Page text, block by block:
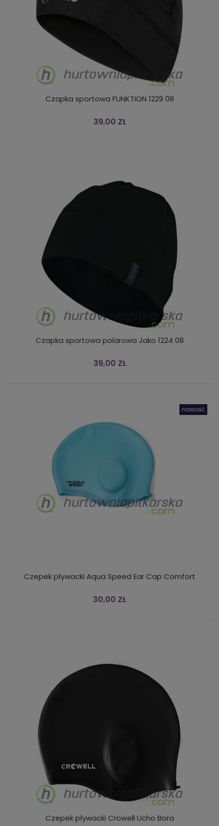
Czapka sportowa FUNKTION 1229 08
39,00 ZŁ
Czapka sportowa polarowa Jako 1224 08
39,00 ZŁ
Czepek pływacki Aqua Speed Ear Cap Comfort
30,00 ZŁ
nowość
Czepek pływacki Crowell Ucho Bora